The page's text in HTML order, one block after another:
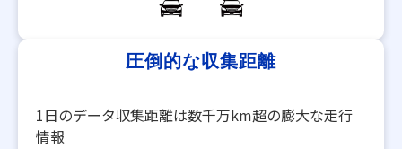
圧倒的な収集距離​​
1日のデータ収集距離は数千万km超の膨大な走行
情報​​